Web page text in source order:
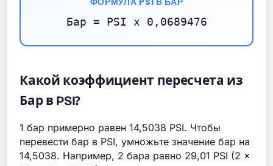
Бар = PSI x 0,0689476
Какой коэффициент пересчета из
Бар в PSI?
1 бар примерно равен 14,5038 PSI. Чтобы
перевести бар в PSI, умножьте значение бар на
14,5038. Например, 2 бара равно 29,01 PSI (2 x